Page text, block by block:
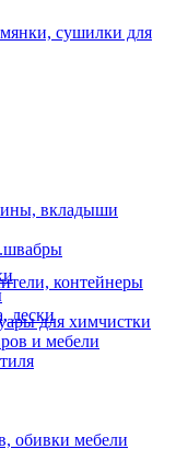
сушилки для
вкладыши
лески
контейнеры
для химчистки
и мебели
обивки мебели